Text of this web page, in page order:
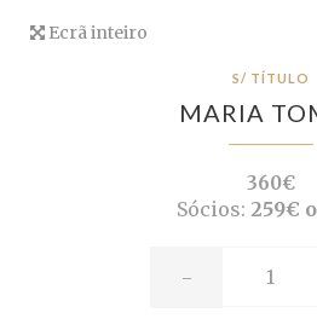
Ecrã inteiro
S/ TÍTULO
MARIA
360€
Sócios: 259€
-